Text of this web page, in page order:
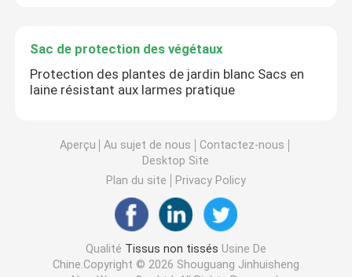
Sac de protection des végétaux
Protection des plantes de jardin blanc Sacs en
laine résistant aux larmes pratique
Aperçu Au sujet de nous
Contactez-nous
Desktop Site
Plan du site
Privacy Policy
Qualité Tissus non tissés Usine De
Chine.Copyright © 2026 Shouguang Jinhuisheng